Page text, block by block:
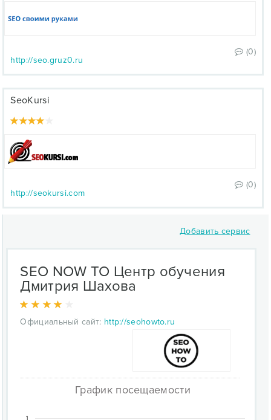
(0)
http://seo.gruz0.ru
SeoKursi
(0)
http://seokursi.com
Добавить сервис
SEO NOW TO Центр обучения
Дмитрия Шахова
Официальный сайт: http://seohowto.ru
График посещаемости
1